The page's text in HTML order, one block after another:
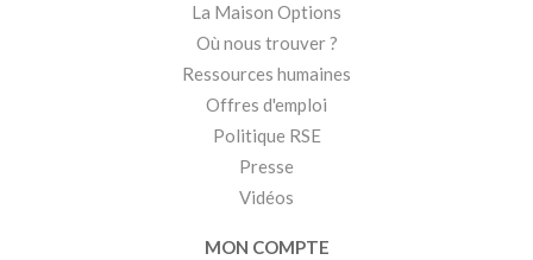
La Maison Options
Où nous trouver ?
Ressources humaines
Offres d'emploi
Politique RSE
Presse
Vidéos
MON COMPTE